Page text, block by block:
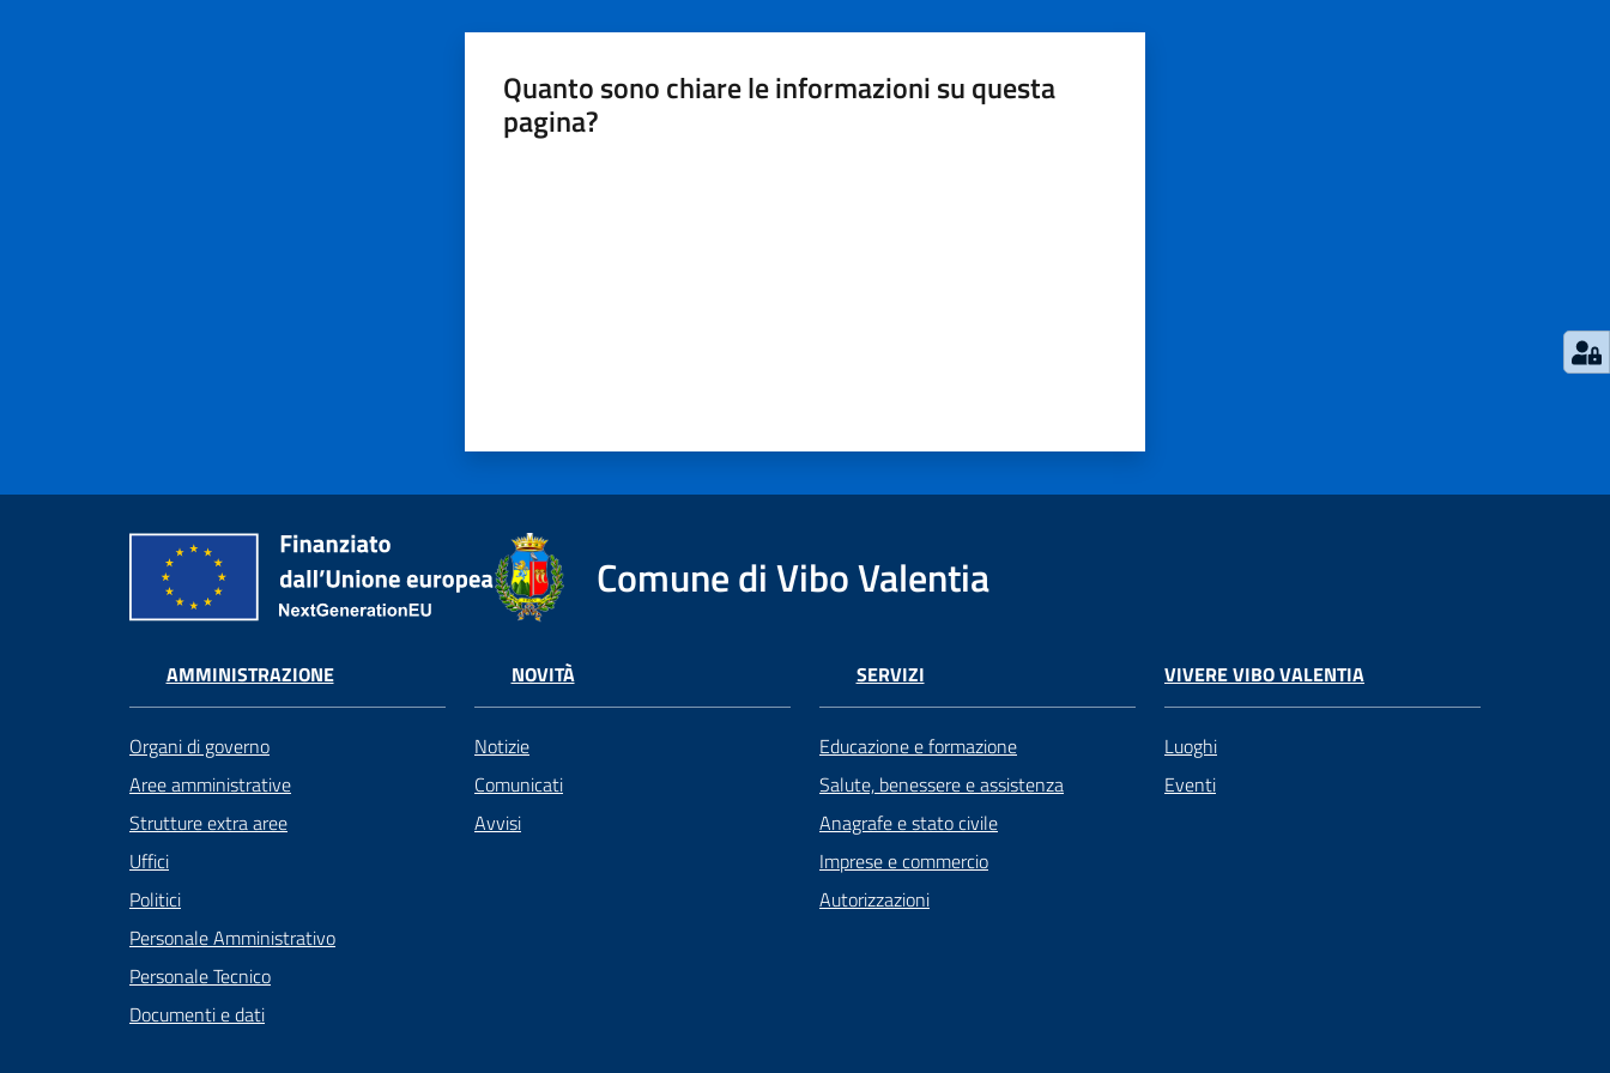
Quanto sono chiare le informazioni su questa
pagina?
Comune di Vibo Valentia
AMMINISTRAZIONE
Organi di governo
Aree amministrative
Strutture extra aree
Uffici
Politici
Personale Amministrativo
Personale Tecnico
Documenti e dati
NOVITÀ
Notizie
Comunicati
Avvisi
SERVIZI
Educazione e formazione
Salute, benessere e assistenza
Anagrafe e stato civile
Imprese e commercio
Autorizzazioni
VIVERE VIBO VALENTIA
Luoghi
Eventi